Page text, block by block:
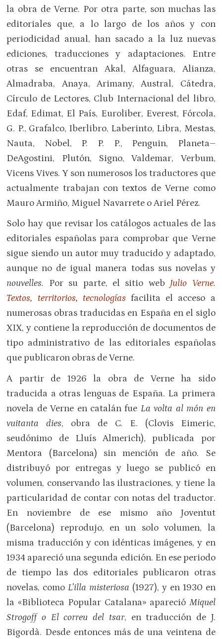
la obra de Verne. Por otra parte, son muchas las
editoriales que, a lo largo de los años y con
periodicidad anual, han sacado a la luz nuevas
ediciones, traducciones y adaptaciones. Entre
otras se encuentran Akal, Alfaguara, Alianza,
Almadraba, Anaya, Arimany, Austral, Cátedra,
Círculo de Lectores, Club Internacional del libro,
Edaf, Edimat, El País, Euroliber, Everest, Fórcola,
G. P., Grafalco, Iberlibro, Laberinto, Libra, Mestas,
Nauta, Nobel, P. P. P., Penguin, Planeta–
DeAgostini, Plutón, Signo, Valdemar, Verbum,
Vicens Vives. Y son numerosos los traductores que
actualmente trabajan con textos de Verne como
Mauro Armiño, Miguel Navarrete o Ariel Pérez.
Solo hay que revisar los catálogos actuales de las
editoriales españolas para comprobar que Verne
sigue siendo un autor muy traducido y adaptado,
aunque no de igual manera todas sus novelas y
nouvelles. Por su parte, el sitio web Julio Verne.
Textos, territorios, tecnologías facilita el acceso a
numerosas obras traducidas en España en el siglo
XIX, y contiene la reproducción de documentos de
tipo administrativo de las editoriales españolas
que publicaron obras de Verne.
A partir de 1926 la obra de Verne ha sido
traducida a otras lenguas de España. La primera
novela de Verne en catalán fue La volta al món en
vuitanta dies, obra de C. E. (Clovis Eimeric,
seudónimo de Lluís Almerich), publicada por
Mentora (Barcelona) sin mención de año. Se
distribuyó por entregas y luego se publicó en
volumen, conservando las ilustraciones, y tiene la
particularidad de contar con notas del traductor.
En noviembre de ese mismo año Joventut
(Barcelona) reprodujo, en un solo volumen, la
misma traducción y con idénticas imágenes, y en
1934 apareció una segunda edición. En ese periodo
de tiempo las dos editoriales publicaron otras
novelas, comoL’illa misteriosa (1927), y en 1930 en
la «Biblioteca Popular Catalana» apareció Miquel
Strogoff o El correu del tsar, en traducción de J.
Bigordà. Desde entonces más de una veintena de